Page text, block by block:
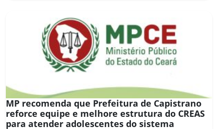
MP recomenda que Prefeitura de Capistrano
reforce equipe e melhore estrutura do CREAS
para atender adolescentes do sistema